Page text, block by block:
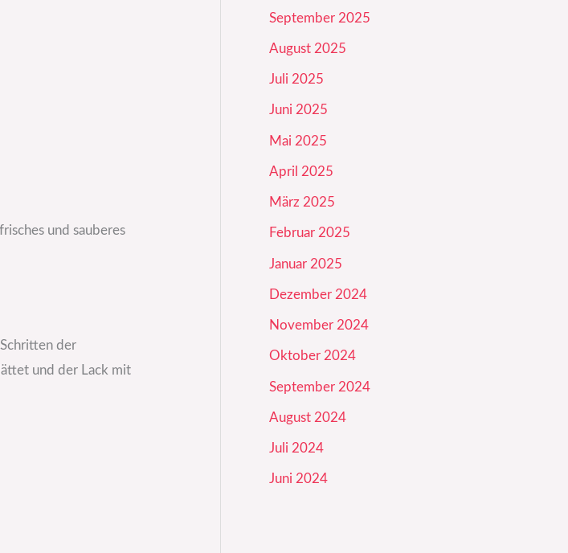
und sauberes
der
und der Lack mit
September 2025
August 2025
Juli 2025
Juni 2025
Mai 2025
April 2025
März 2025
Februar 2025
Januar 2025
Dezember 2024
November 2024
Oktober 2024
September 2024
August 2024
Juli 2024
Juni 2024